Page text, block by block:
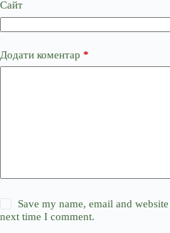
Сайт
Додати коментар *
Save my name, email and
next time I comment.